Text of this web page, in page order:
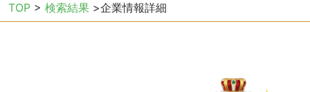
TOP > 検索結果 >企業情報詳細